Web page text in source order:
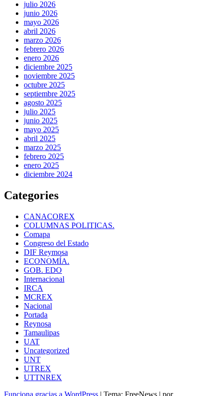
julio 2026
junio 2026
mayo 2026
abril 2026
marzo 2026
febrero 2026
enero 2026
diciembre 2025
noviembre 2025
octubre 2025
septiembre 2025
agosto 2025
julio 2025
junio 2025
mayo 2025
abril 2025
marzo 2025
febrero 2025
enero 2025
diciembre 2024
Categories
CANACOREX
COLUMNAS POLITICAS.
Comapa
Congreso del Estado
DIF Reymosa
ECONOMÍA.
GOB. EDO
Internacional
IRCA
MCREX
Nacional
Portada
Reynosa
Tamaulipas
UAT
Uncategorized
UNT
UTREX
UTTNREX
Funciona gracias a WordPress | Tema: FreeNews | por